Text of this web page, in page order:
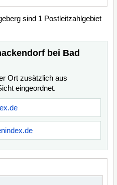
sind 1 Postleitzahlgebiet
bei Bad
Ort zusätzlich aus
eingeordnet.